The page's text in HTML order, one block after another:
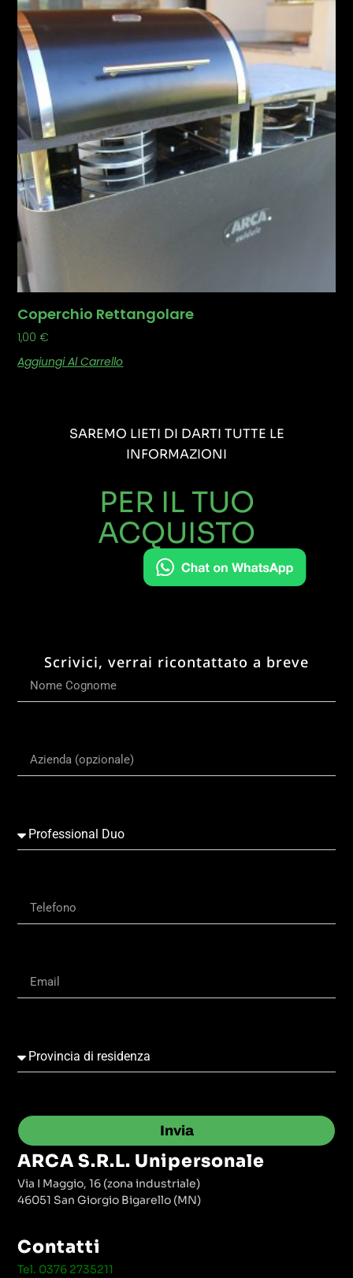
Coperchio Rettangolare
1,00€
Aggiungi Al Carrello
SAREMO LIETI DI DARTI TUTTE LE
INFORMAZIONI
PER IL TUO
ACQUISTO
ARCA S.r.l. Unipersonale
Via I Maggio, 16 (zona industriale)
46051 San Giorgio Bigarello (MN)
Contatti
Tel. 0376 2735211
Scrivici, verrai ricontattato a breve
Invia